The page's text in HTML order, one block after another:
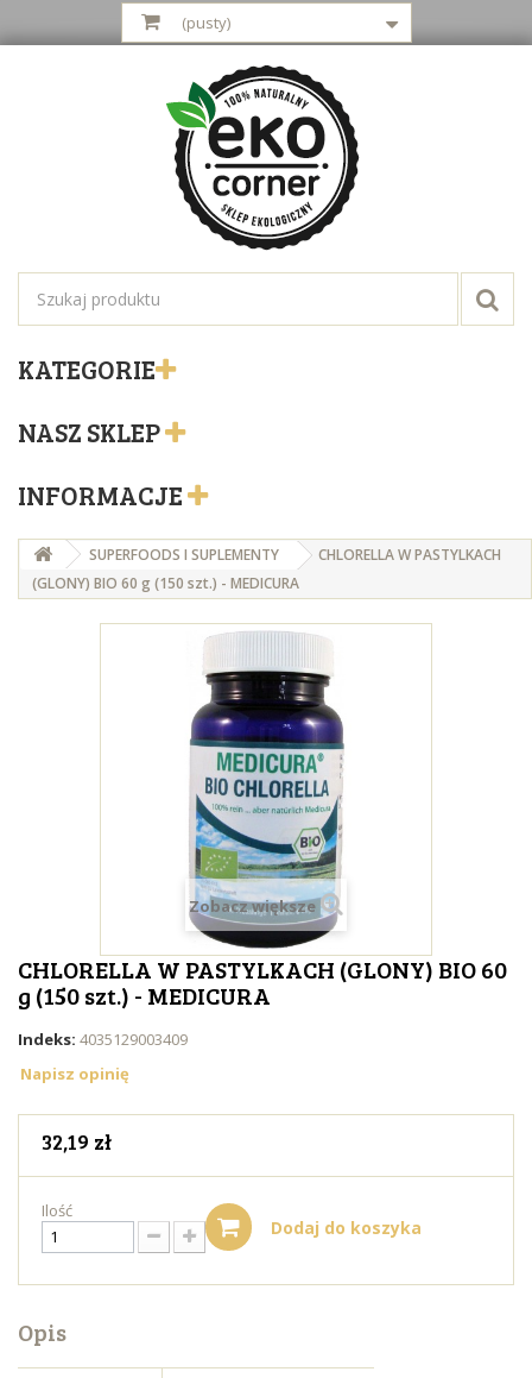
(pusty)
KATEGORIE
NASZ SKLEP
INFORMACJE
SUPERFOODS I SUPLEMENTY
CHLORELLA W PASTYLKACH
(GLONY) BIO 60 g (150 szt.) - MEDICURA
Zobacz większe
CHLORELLA W PASTYLKACH (GLONY) BIO 60
g (150 szt.) - MEDICURA
Indeks: 4035129003409
Napisz opinię
32,19 zł
Ilość
Dodaj do koszyka
Opis